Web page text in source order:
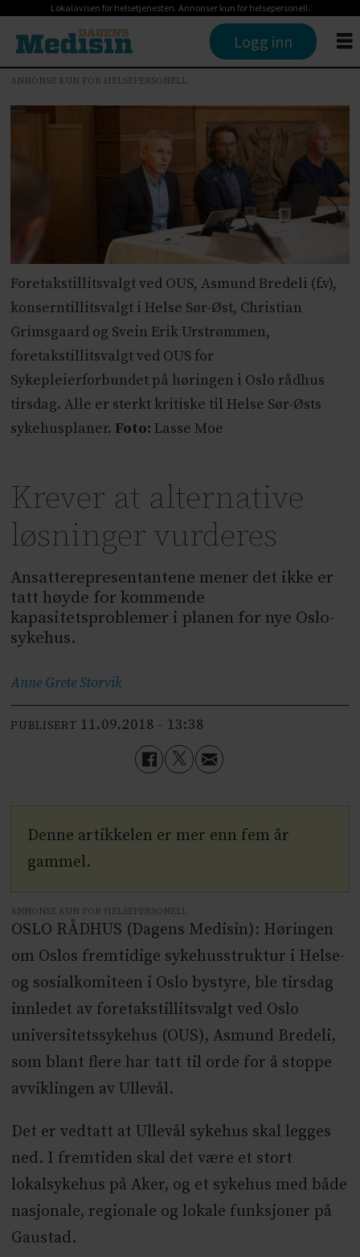
Lokalavisen for helsetjenesten. Annonser kun for helsepersonell.
Logg inn
ANNONSE KUN FOR HELSEPERSONELL
Foretakstillitsvalgt ved OUS, Asmund Bredeli (f.v),
konserntillitsvalgt i Helse Sør-Øst, Christian
Grimsgaard og Svein Erik Urstrømmen,
foretakstillitsvalgt ved OUS for
Sykepleierforbundet på høringen i Oslo rådhus
tirsdag. Alle er sterkt kritiske til Helse Sør-Østs
sykehusplaner. Foto: Lasse Moe
Krever at alternative
løsninger vurderes
Ansatterepresentantene mener det ikke er
tatt høyde for kommende
kapasitetsproblemer i planen for nye Oslo-
sykehus.
Anne Grete Storvik
PUBLISERT 11.09.2018 - 13:38
Denne artikkelen er mer enn fem år
gammel.
ANNONSE KUN FOR HELSEPERSONELL
OSLO RÅDHUS (Dagens Medisin): Høringen
om Oslos fremtidige sykehusstruktur i Helse-
og sosialkomiteen i Oslo bystyre, ble tirsdag
innledet av foretakstillitsvalgt ved Oslo
universitetssykehus (OUS), Asmund Bredeli,
som blant flere har tatt til orde for å stoppe
avviklingen av Ullevål.
Det er vedtatt at Ullevål sykehus skal legges
ned. I fremtiden skal det være et stort
lokalsykehus på Aker, og et sykehus med både
nasjonale, regionale og lokale funksjoner på
Gaustad.